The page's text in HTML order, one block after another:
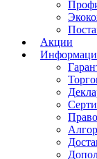
Акции